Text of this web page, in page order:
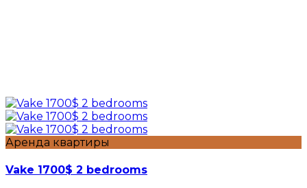
Аренда квартиры
Vake 1700$ 2 bedrooms